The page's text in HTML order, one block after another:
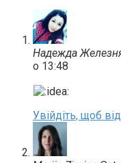
Надежда
о 13:48
Увійдіть, щоб